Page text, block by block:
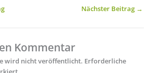
Nächster Beitrag →
Kommentar
wird nicht veröffentlicht. Erforderliche